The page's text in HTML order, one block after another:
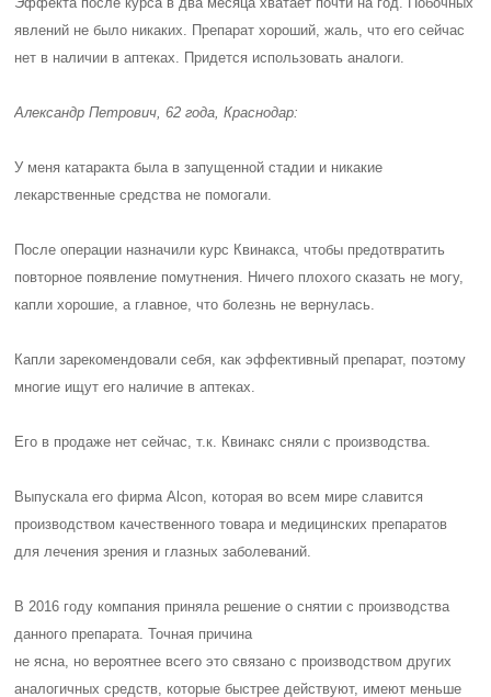
явлений не было никаких. Препарат хороший, жаль, что его сейчас
нет в наличии в аптеках. Придется использовать аналоги.
Александр Петрович, 62 года, Краснодар:
У меня катаракта была в запущенной стадии и никакие
лекарственные средства не помогали.
После операции назначили курс Квинакса, чтобы предотвратить
повторное появление помутнения. Ничего плохого сказать не могу,
капли хорошие, а главное, что болезнь не вернулась.
Капли зарекомендовали себя, как эффективный препарат, поэтому
многие ищут его наличие в аптеках.
Его в продаже нет сейчас, т.к. Квинакссняли с производства.
Выпускала его фирмаAlcon, которая во всем мире славится
производством качественного товара и медицинских препаратов
для лечения зрения и глазных заболеваний.
В 2016 году компания приняла решение о снятии с производства
данного препарата. Точная причина
не ясна, но вероятнее всего это связано с производством других
аналогичных средств, которые быстрее действуют, имеют меньше